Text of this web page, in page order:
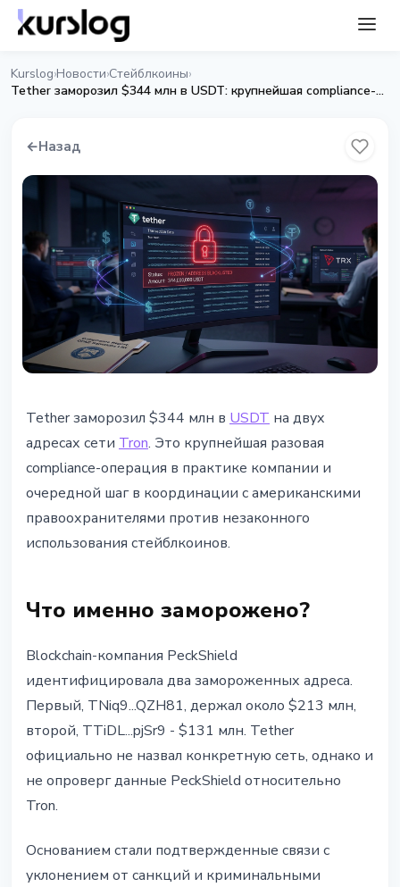
Kurslog›Новости›Стейблкоины›
Tether заморозил $344 млн в USDT: крупнейшая compliance-операция компании
←Назад
Tether заморозил $344 млн в
USDT: крупнейшая compliance-
операция компании
23 апреля 2026 г.3 мин чтения
Наталия Дорофеева
Tether заморозил $344 млн в USDT на двух
адресах сети Tron. Это крупнейшая разовая
compliance-операция в практике компании и
очередной шаг в координации с американскими
правоохранителями против незаконного
использования стейблкоинов.
Что именно заморожено?
Blockchain-компания PeckShield
идентифицировала два замороженных адреса.
Первый, TNiq9...QZH81, держал около $213 млн,
второй, TTiDL...pjSr9 - $131 млн. Tether
официально не назвал конкретную сеть, однако и
не опроверг данные PeckShield относительно
Tron.
Основанием стали подтвержденные связи с
уклонением от санкций и криминальными